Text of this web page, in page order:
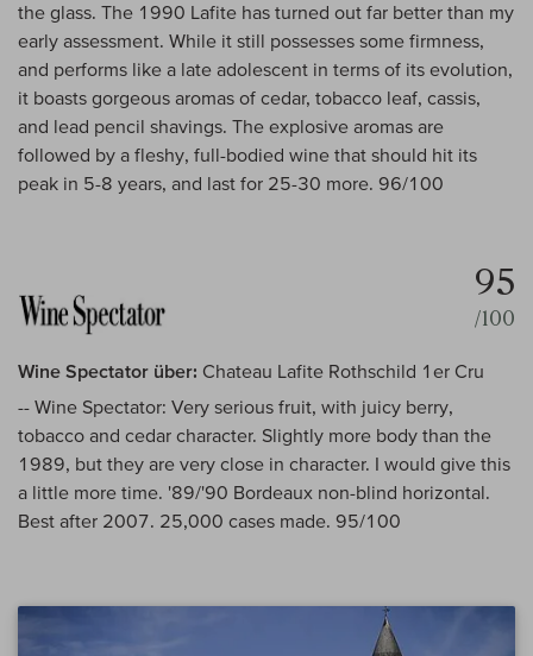
the glass. The 1990 Lafite has turned out far better than my
early assessment. While it still possesses some firmness,
and performs like a late adolescent in terms of its evolution,
it boasts gorgeous aromas of cedar, tobacco leaf, cassis,
and lead pencil shavings. The explosive aromas are
followed by a fleshy, full-bodied wine that should hit its
peak in 5-8 years, and last for 25-30 more. 96/100
95
/100
Wine Spectator über: Chateau Lafite Rothschild 1er Cru
-- Wine Spectator: Very serious fruit, with juicy berry,
tobacco and cedar character. Slightly more body than the
1989, but they are very close in character. I would give this
a little more time. '89/'90 Bordeaux non-blind horizontal.
Best after 2007. 25,000 cases made. 95/100